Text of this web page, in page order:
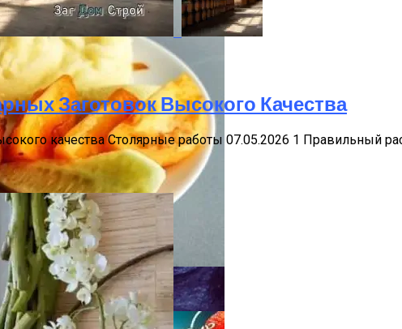
Для Дачи
От Меланомы
Для Всей Семьи
Заготовок Высокого Качества
качества Столярные работы 07.05.2026 1 Правильный